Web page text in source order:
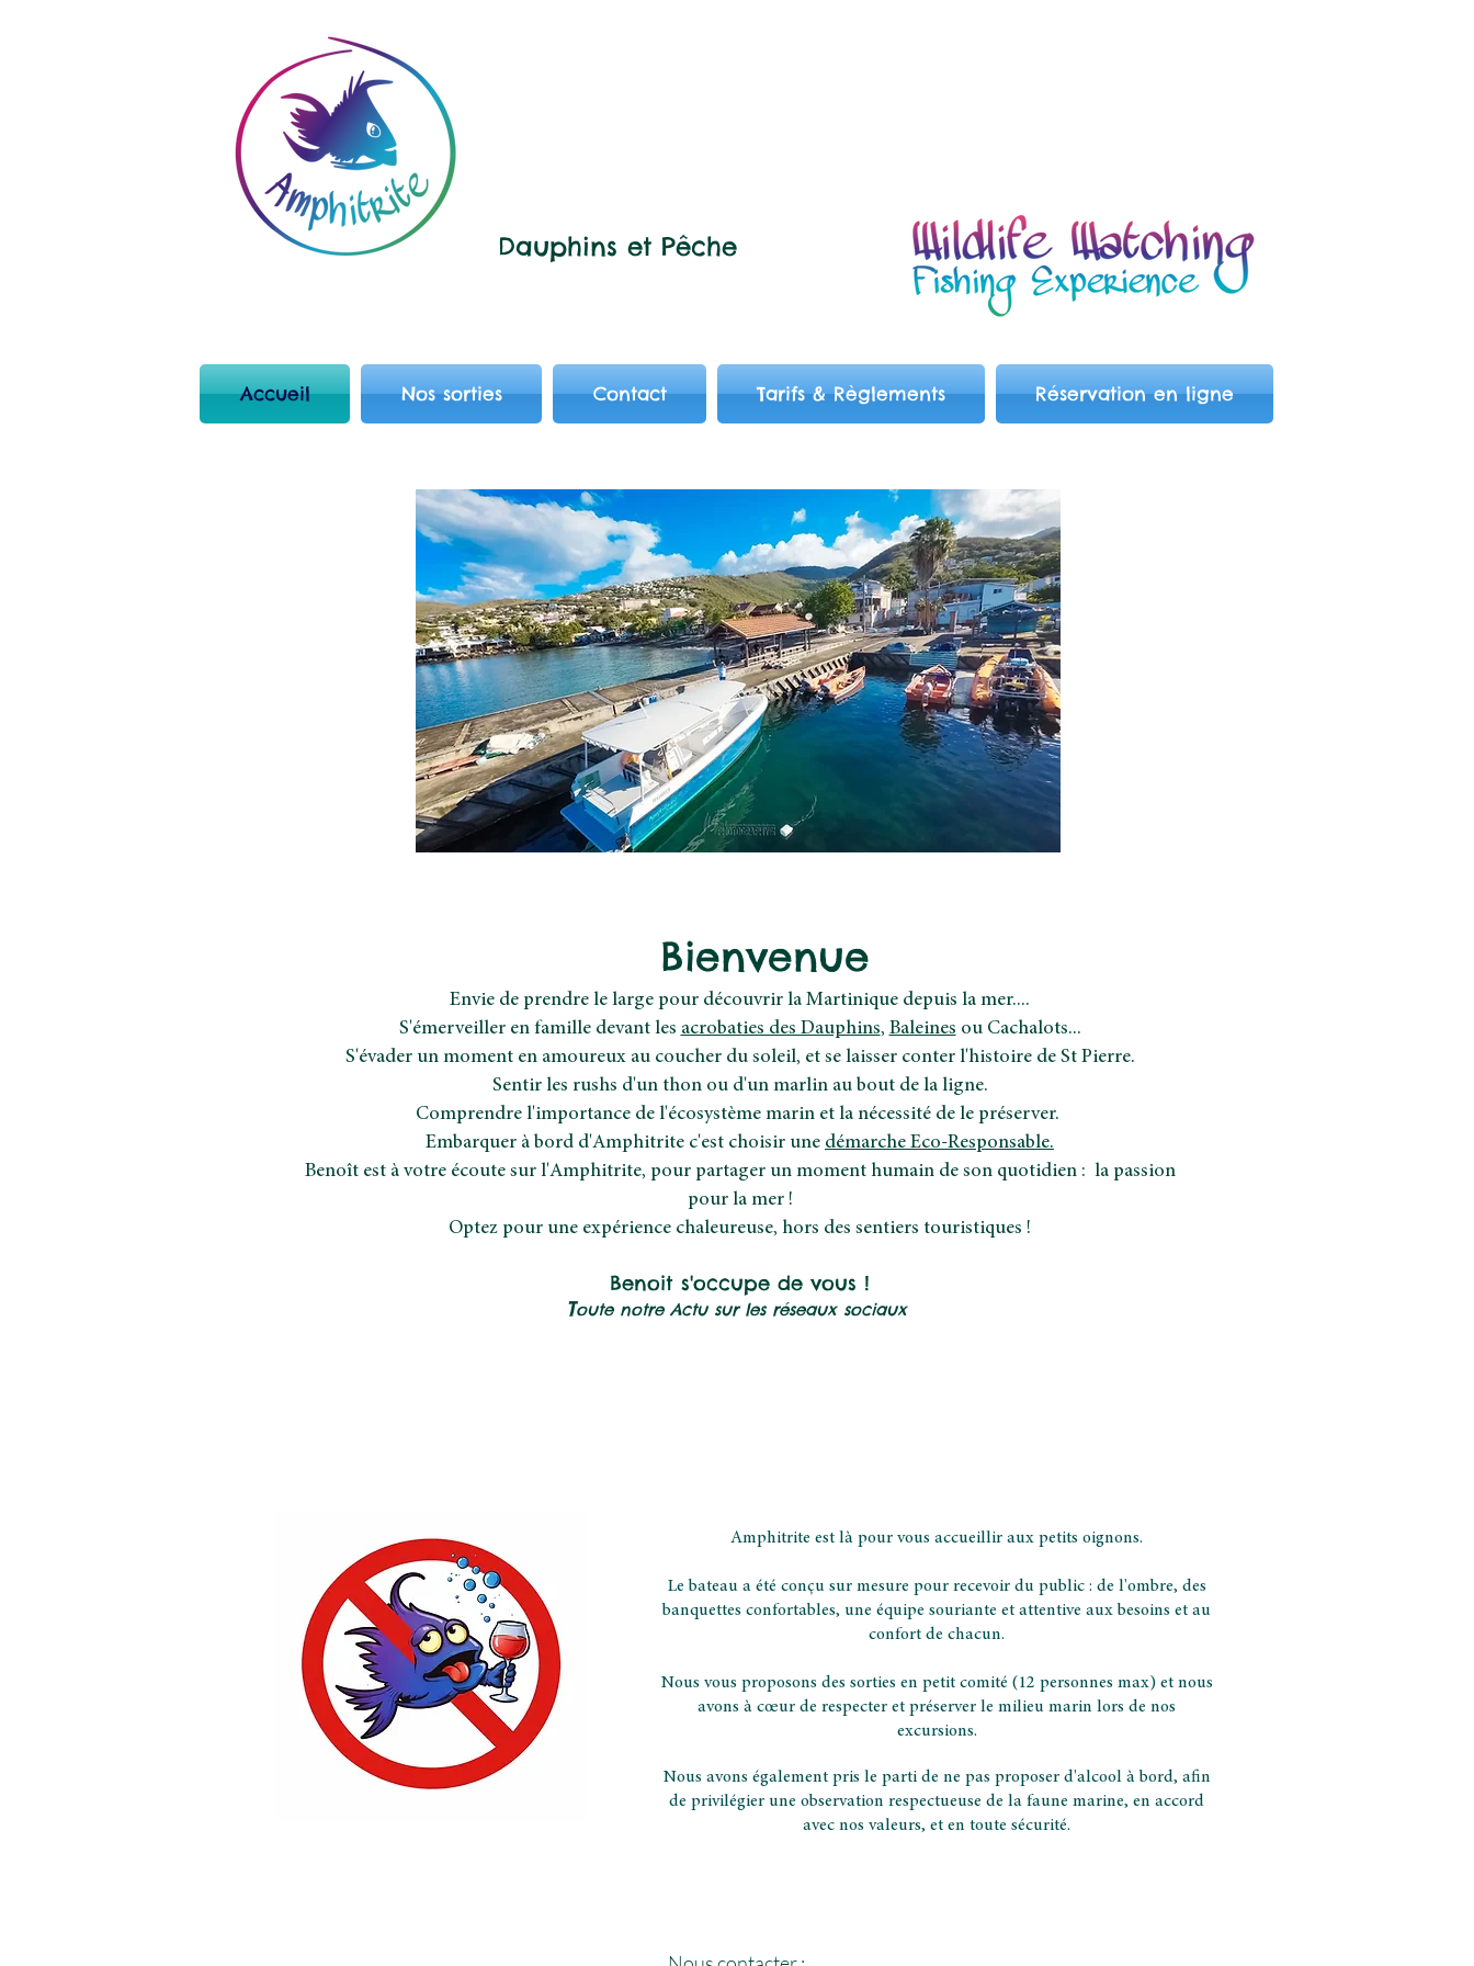
Dauphins et Pêche
Accueil Nos sorties Contact Tarifs & Règlements Réservation en ligne
Bienvenue
Envie de prendre le large pour découvrir la Martinique depuis la mer....
S'émerveiller en famille devant les acrobaties des Dauphins, Baleines ou Cachalots...
S'évader un moment en amoureux au coucher du soleil, et se laisser conter l'histoire de St Pierre.
Sentir les rushs d'un thon ou d'un marlin au bout de la ligne.
Comprendre l'importance de l'écosystème marin et la nécessité de le préserver.
Embarquer à bord d'Amphitrite c'est choisir une démarche Eco-Responsable.
Benoît est à votre écoute sur l'Amphitrite, pour partager un moment humain de son quotidien : la passion
pour la mer !
Optez pour une expérience chaleureuse, hors des sentiers touristiques !
Benoit s'occupe de vous !
Toute notre Actu sur les réseaux sociaux
Amphitrite est là pour vous accueillir aux petits oignons.
Le bateau a été conçu sur mesure pour recevoir du public : de l'ombre, des
banquettes confortables, une équipe souriante et attentive aux besoins et au
confort de chacun.
Nous vous proposons des sorties en petit comité (12 personnes max) et nous
avons à cœur de respecter et préserver le milieu marin lors de nos
excursions.
Nous avons également pris le parti de ne pas proposer d'alcool à bord, afin
de privilégier une observation respectueuse de la faune marine, en accord
avec nos valeurs, et en toute sécurité.